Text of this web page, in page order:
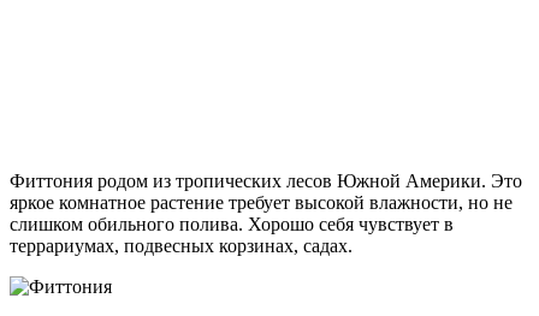
Фиттония родом из тропических лесов Южной Америки. Это
яркое комнатное растение требует высокой влажности, но не
слишком обильного полива. Хорошо себя чувствует в
террариумах, подвесных корзинах, садах.